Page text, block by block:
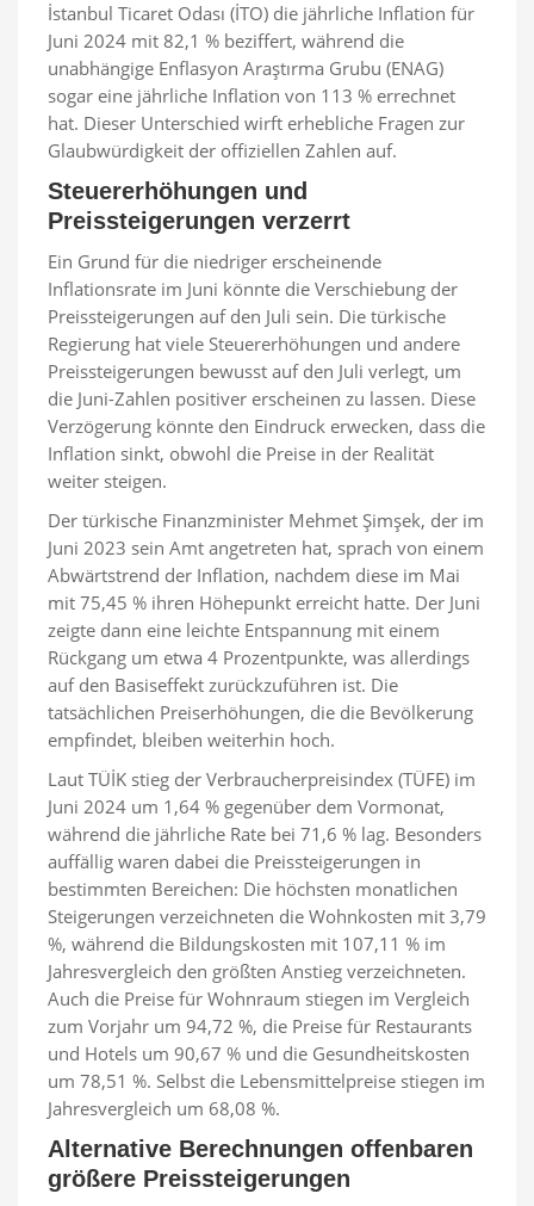
İstanbul Ticaret Odası (İTO) die jährliche Inflation für
Juni 2024 mit 82,1 % beziffert, während die
unabhängige Enflasyon Araştırma Grubu (ENAG)
sogar eine jährliche Inflation von 113 % errechnet
hat. Dieser Unterschied wirft erhebliche Fragen zur
Glaubwürdigkeit der offiziellen Zahlen auf.
Steuererhöhungen und
Preissteigerungen verzerrt
Ein Grund für die niedriger erscheinende
Inflationsrate im Juni könnte die Verschiebung der
Preissteigerungen auf den Juli sein. Die türkische
Regierung hat viele Steuererhöhungen und andere
Preissteigerungen bewusst auf den Juli verlegt, um
die Juni-Zahlen positiver erscheinen zu lassen. Diese
Verzögerung könnte den Eindruck erwecken, dass die
Inflation sinkt, obwohl die Preise in der Realität
weiter steigen.
Der türkische Finanzminister Mehmet Şimşek, der im
Juni 2023 sein Amt angetreten hat, sprach von einem
Abwärtstrend der Inflation, nachdem diese im Mai
mit 75,45 % ihren Höhepunkt erreicht hatte. Der Juni
zeigte dann eine leichte Entspannung mit einem
Rückgang um etwa 4 Prozentpunkte, was allerdings
auf den Basiseffekt zurückzuführen ist. Die
tatsächlichen Preiserhöhungen, die die Bevölkerung
empfindet, bleiben weiterhin hoch.
Laut TÜİK stieg der Verbraucherpreisindex (TÜFE) im
Juni 2024 um 1,64 % gegenüber dem Vormonat,
während die jährliche Rate bei 71,6 % lag. Besonders
auffällig waren dabei die Preissteigerungen in
bestimmten Bereichen: Die höchsten monatlichen
Steigerungen verzeichneten die Wohnkosten mit 3,79
%, während die Bildungskosten mit 107,11 % im
Jahresvergleich den größten Anstieg verzeichneten.
Auch die Preise für Wohnraum stiegen im Vergleich
zum Vorjahr um 94,72 %, die Preise für Restaurants
und Hotels um 90,67 % und die Gesundheitskosten
um 78,51 %. Selbst die Lebensmittelpreise stiegen im
Jahresvergleich um 68,08 %.
Alternative Berechnungen offenbaren
größere Preissteigerungen